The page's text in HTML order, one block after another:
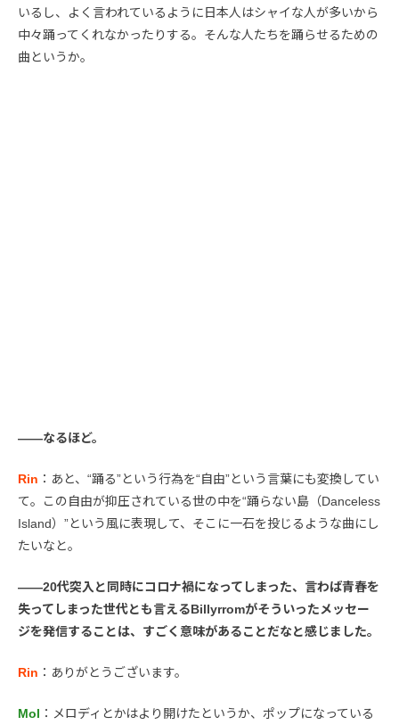
いるし、よく言われているように日本人はシャイな人が多いから
中々踊ってくれなかったりする。そんな人たちを踊らせるための
曲というか。
――なるほど。
Rin ：あと、“踊る”という行為を“自由”という言葉にも変換してい
て。この自由が抑圧されている世の中を“踊らない島（Danceless
Island）”という風に表現して、そこに一石を投じるような曲にし
たいなと。
――20代突入と同時にコロナ禍になってしまった、言わば青春を
失ってしまった世代とも言えるBillyrromがそういったメッセー
ジを発信することは、すごく意味があることだなと感じました。
Rin ：ありがとうございます。
Mol ：メロディとかはより開けたというか、ポップになっている